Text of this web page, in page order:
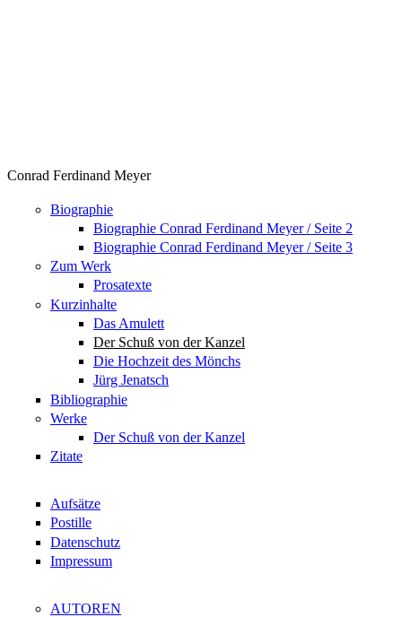
Conrad Ferdinand Meyer
Biographie
Biographie Conrad Ferdinand Meyer / Seite 2
Biographie Conrad Ferdinand Meyer / Seite 3
Zum Werk
Prosatexte
Kurzinhalte
Das Amulett
Der Schuß von der Kanzel
Die Hochzeit des Mönchs
Jürg Jenatsch
Bibliographie
Werke
Der Schuß von der Kanzel
Zitate
Aufsätze
Postille
Datenschutz
Impressum
AUTOREN